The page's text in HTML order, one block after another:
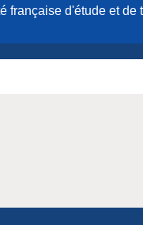
française d'étude et de